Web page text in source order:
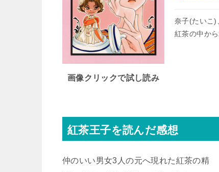
画像クリックで試し読み
奈子(たいこ)
紅茶の中か
紅茶王子を読んだ感想
仲のいい男女3人の元へ現れた紅茶の精